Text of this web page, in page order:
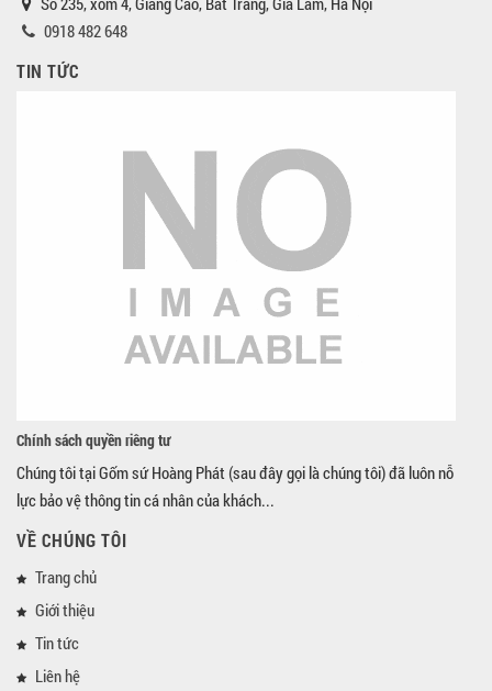
0918 482 648
TIN TỨC
Chính sách quyền riêng tư
Chúng tôi tại Gốm sứ Hoàng Phát (sau đây gọi là chúng tôi) đã luôn nỗ
lực bảo vệ thông tin cá nhân của khách...
VỀ CHÚNG TÔI
Trang chủ
Giới thiệu
Tin tức
Liên hệ